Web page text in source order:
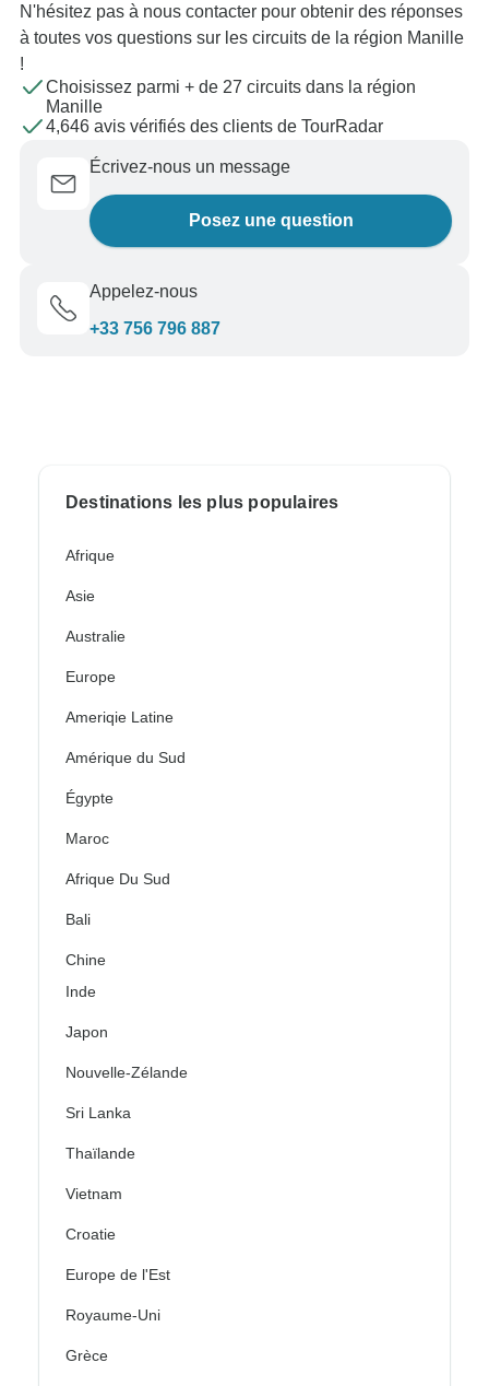
N'hésitez pas à nous contacter pour obtenir des réponses
à toutes vos questions sur les circuits de la région Manille
!
Choisissez parmi + de 27 circuits dans la région
Manille
4,646 avis vérifiés des clients de TourRadar
Écrivez-nous un message
Posez une question
Appelez-nous
+33 756 796 887
Destinations les plus populaires
Afrique
Asie
Australie
Europe
Ameriqie Latine
Amérique du Sud
Égypte
Maroc
Afrique Du Sud
Bali
Chine
Inde
Japon
Nouvelle-Zélande
Sri Lanka
Thaïlande
Vietnam
Croatie
Europe de l'Est
Royaume-Uni
Grèce